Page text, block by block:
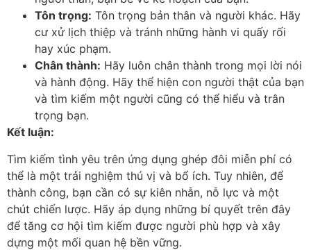
Tôn trọng: Tôn trọng bản thân và người khác. Hãy
cư xử lịch thiệp và tránh những hành vi quấy rối
hay xúc phạm.
Chân thành: Hãy luôn chân thành trong mọi lời nói
và hành động. Hãy thể hiện con người thật của bạn
và tìm kiếm một người cũng có thể hiểu và trân
trọng bạn.
Kết luận:
Tìm kiếm tình yêu trên ứng dụng ghép đôi miễn phí có
thể là một trải nghiệm thú vị và bổ ích. Tuy nhiên, để
thành công, bạn cần có sự kiên nhẫn, nỗ lực và một
chút chiến lược. Hãy áp dụng những bí quyết trên đây
để tăng cơ hội tìm kiếm được người phù hợp và xây
dựng một mối quan hệ bền vững.